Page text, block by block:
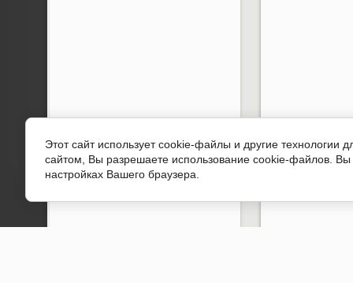
Этот сайт использует cookie-файлы и другие технологии
сайтом, Вы разрешаете использование cookie-файлов.
настройках Вашего браузера.